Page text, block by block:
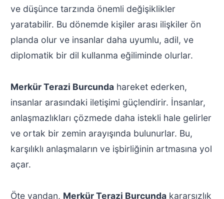
ve düşünce tarzında önemli değişiklikler
yaratabilir. Bu dönemde kişiler arası ilişkiler ön
planda olur ve insanlar daha uyumlu, adil, ve
diplomatik bir dil kullanma eğiliminde olurlar.
Merkür Terazi Burcundahareket ederken,
insanlar arasındaki iletişimi güçlendirir. İnsanlar,
anlaşmazlıkları çözmede daha istekli hale gelirler
ve ortak bir zemin arayışında bulunurlar. Bu,
karşılıklı anlaşmaların ve işbirliğinin artmasına yol
açar.
Öte yandan, Merkür Terazi Burcundakararsızlık